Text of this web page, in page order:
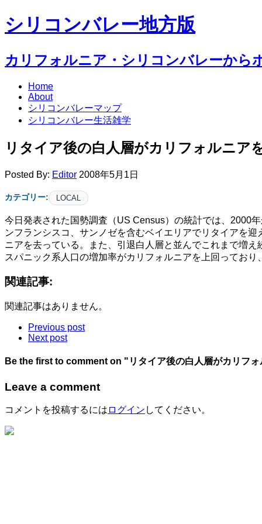
シリコンバレー地方版
カリフォルニア・シリコンバレーから
Home
About
シリコンバレーマップ
シリコンバレー生活雑学
リタイア後の白人層がカリフォルニア
Posted By: Editor 2008年5月1日
カテゴリー: LOCAL
今日発表された国勢調査（US Census）の統計では、2000
ンフランシスコ、サンノゼを含むベイエリアでリタイアを
ニアを去っている。また、引退白人層と並んでこれまで増
スパニック系人口の増加率がカリフォルニアを上回ってお
関連記事:
関連記事はありません。
Previous post
Next post
Be the first to comment on "リタイア後の白人層がカリフ
Leave a comment
コメントを投稿するには ログイン してください。